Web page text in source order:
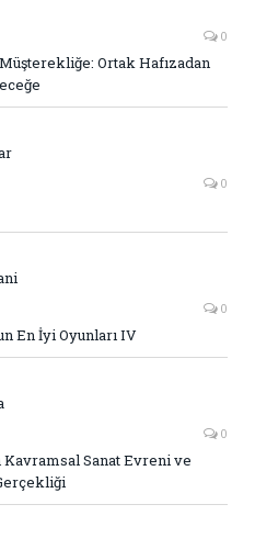
0
Ortak Hafızadan
0
0
En İyi Oyunları IV
0
Kavramsal Sanat Evreni ve